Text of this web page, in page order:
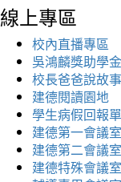
線上專區
校內直播專區
吳鴻麟獎助學金
校長爸爸說故事
建德閱讀園地
學生病假回報單
建德第一會議室
建德第二會議室
建德特殊會議室